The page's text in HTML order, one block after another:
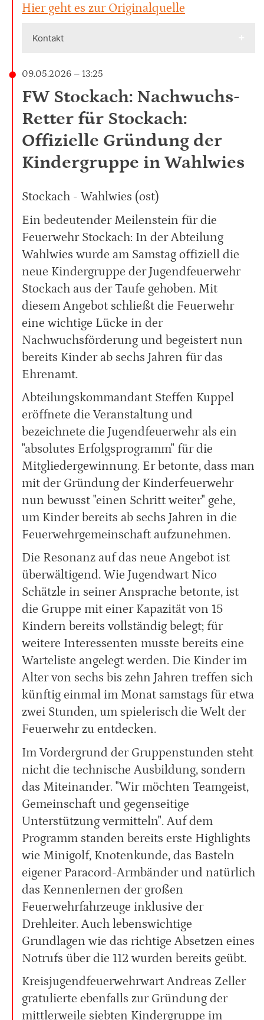
Hier geht es zur Originalquelle
Kontakt
09.05.2026 – 13:25
FW Stockach: Nachwuchs-
Retter für Stockach:
Offizielle Gründung der
Kindergruppe in Wahlwies
Stockach - Wahlwies (ost)
Ein bedeutender Meilenstein für die
Feuerwehr Stockach: In der Abteilung
Wahlwies wurde am Samstag offiziell die
neue Kindergruppe der Jugendfeuerwehr
Stockach aus der Taufe gehoben. Mit
diesem Angebot schließt die Feuerwehr
eine wichtige Lücke in der
Nachwuchsförderung und begeistert nun
bereits Kinder ab sechs Jahren für das
Ehrenamt.
Abteilungskommandant Steffen Kuppel
eröffnete die Veranstaltung und
bezeichnete die Jugendfeuerwehr als ein
"absolutes Erfolgsprogramm" für die
Mitgliedergewinnung. Er betonte, dass man
mit der Gründung der Kinderfeuerwehr
nun bewusst "einen Schritt weiter" gehe,
um Kinder bereits ab sechs Jahren in die
Feuerwehrgemeinschaft aufzunehmen.
Die Resonanz auf das neue Angebot ist
überwältigend. Wie Jugendwart Nico
Schätzle in seiner Ansprache betonte, ist
die Gruppe mit einer Kapazität von 15
Kindern bereits vollständig belegt; für
weitere Interessenten musste bereits eine
Warteliste angelegt werden. Die Kinder im
Alter von sechs bis zehn Jahren treffen sich
künftig einmal im Monat samstags für etwa
zwei Stunden, um spielerisch die Welt der
Feuerwehr zu entdecken.
Im Vordergrund der Gruppenstunden steht
nicht die technische Ausbildung, sondern
das Miteinander. "Wir möchten Teamgeist,
Gemeinschaft und gegenseitige
Unterstützung vermitteln". Auf dem
Programm standen bereits erste Highlights
wie Minigolf, Knotenkunde, das Basteln
eigener Paracord-Armbänder und natürlich
das Kennenlernen der großen
Feuerwehrfahrzeuge inklusive der
Drehleiter. Auch lebenswichtige
Grundlagen wie das richtige Absetzen eines
Notrufs über die 112 wurden bereits geübt.
Kreisjugendfeuerwehrwart Andreas Zeller
gratulierte ebenfalls zur Gründung der
mittlerweile siebten Kindergruppe im